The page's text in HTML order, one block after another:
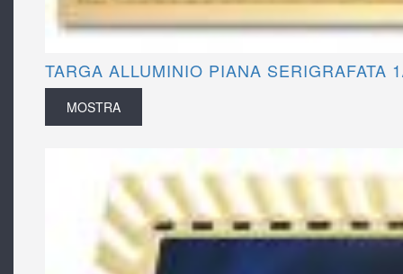
TARGA ALLUMINIO PIANA SERIGRAFATA
MOSTRA